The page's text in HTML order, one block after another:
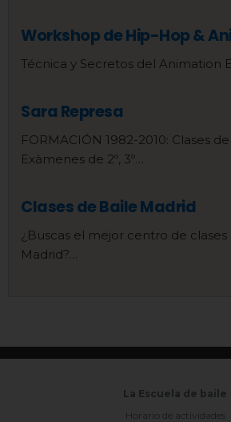
Workshop de Hip-Hop &
Técnica y Secretos del Animation
Sara Represa
FORMACIÓN 1982-2010: Clases
Exàmenes de 2º, 3º…
Clases de Baile Madrid
¿Buscas el mejor centro de
Madrid?…
La Escuela de baile
Horario de actividades